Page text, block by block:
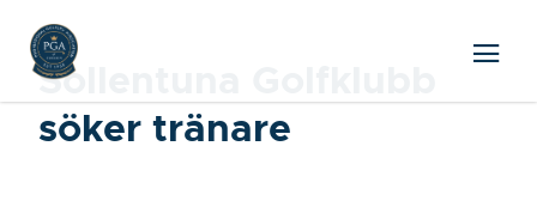
Sollentuna Golfklubb
söker tränare